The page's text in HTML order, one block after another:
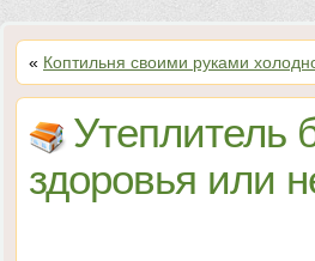
« Коптильня своими руками
Утеплитель
здоровья или